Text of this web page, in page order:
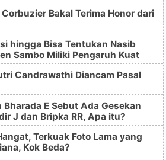
Bakal Terima Honor dari
hingga Bisa Tentukan Nasib
Sambo Miliki Pengaruh Kuat
Candrawathi Diancam Pasal
E Sebut Ada Gesekan
J dan Bripka RR, Apa itu?
Terkuak Foto Lama yang
Kok Beda?